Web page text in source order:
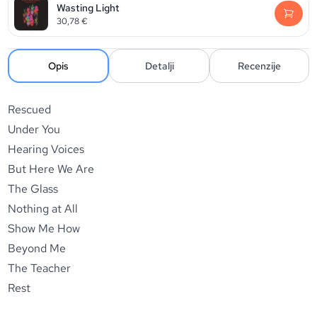
Wasting Light
30,78€
Opis Detalji Recenzije
Rescued
Under You
Hearing Voices
But Here We Are
The Glass
Nothing at All
Show Me How
Beyond Me
The Teacher
Rest